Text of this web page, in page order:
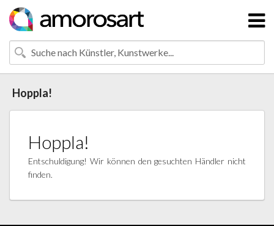
Hoppla!
Hoppla!
Entschuldigung! Wir können den gesuchten Händler nicht
finden.